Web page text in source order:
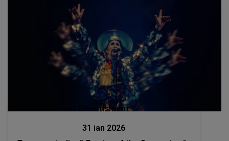
Divertisment
31 ian 2026